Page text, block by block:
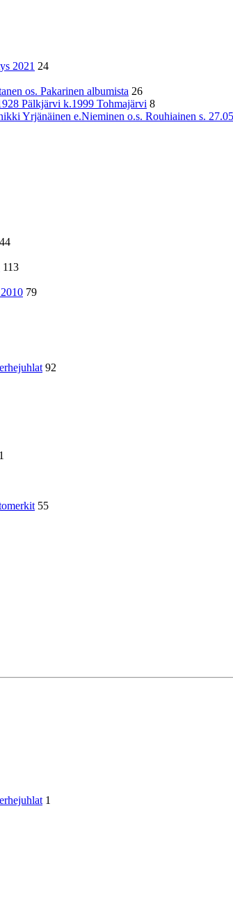
2021 24
os. Pakarinen albumista 26
Pälkjärvi k.1999 Tohmajärvi 8
Yrjänäinen e.Nieminen o.s. Rouhiainen s.
113
79
92
55
1